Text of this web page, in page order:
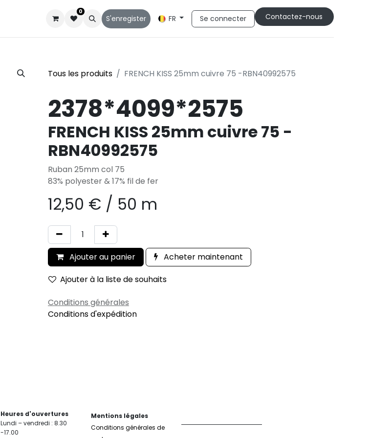
Qui sommes-nous
0
S'enregister FR Se connecter Cont​​actez-nous
Tous les produits FRENCH KISS 25mm cuivre 75 -RBN40992575
2378*4099*2575
FRENCH KISS 25mm cuivre 75 -
RBN40992575
Ruban 25mm col 75
83% polyester & 17% fil de fer
12,50 € / 50 m
Ajouter au panier
Acheter maintenant
Ajouter à la liste de souhaits
Conditions générales
Conditions d'expédition
Heures d'ouvertures
Lundi – vendredi : 8.30
-17.00
Mentions légales
Conditions générales de